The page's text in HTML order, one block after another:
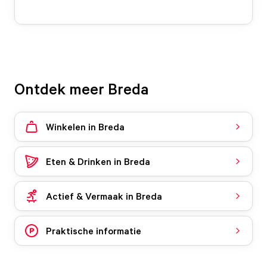
Ontdek meer Breda
Winkelen in Breda
Eten & Drinken in Breda
Actief & Vermaak in Breda
Praktische informatie